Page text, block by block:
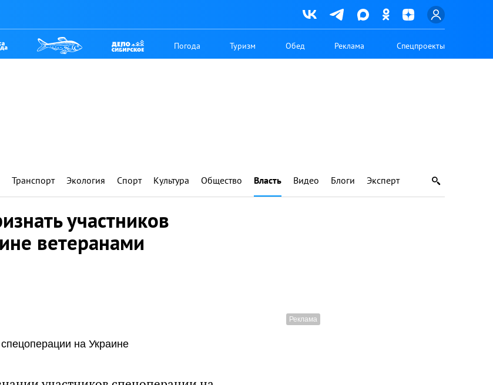
Погода Туризм Обед Реклама Спецпроекты
Транспорт Экология Спорт Культура Общество Власть Видео Блоги Эксперт
участников
ветеранами
на Украине